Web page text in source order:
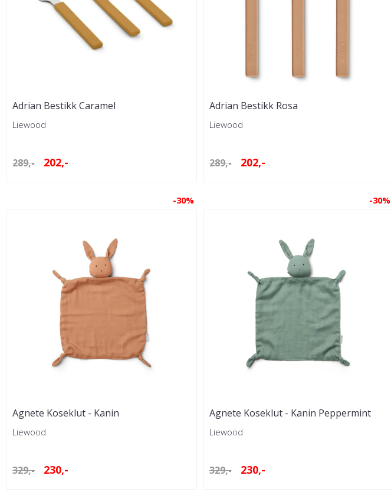
Adrian Bestikk Caramel
Liewood
289,- 202,-
Adrian Bestikk Rosa
Liewood
289,- 202,-
-30%
Agnete Koseklut - Kanin
Liewood
329,- 230,-
-30%
Agnete Koseklut - Kanin Peppermint
Liewood
329,- 230,-